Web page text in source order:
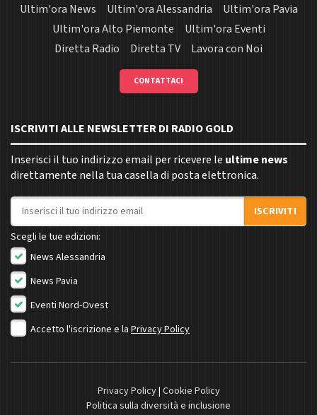
Ultim'ora News
Ultim'ora Alessandria
Ultim'ora Pavia
Ultim'ora Alto Piemonte
Ultim'ora Eventi
Diretta Radio
Diretta TV Lavora con Noi
CONTATTACI
ISCRIVITI ALLE NEWSLETTER DI RADIO GOLD
Inserisci il tuo indirizzo email per ricevere le ultime news
direttamente nella tua casella di posta elettronica.
Indirizzo email
ISCRIVITI
Scegli le tue edizioni:
News Alessandria
News Pavia
Eventi Nord-Ovest
Accetto l'iscrizione e la Privacy Policy
Privacy Policy| Cookie Policy
Politica sulla diversità e inclusione